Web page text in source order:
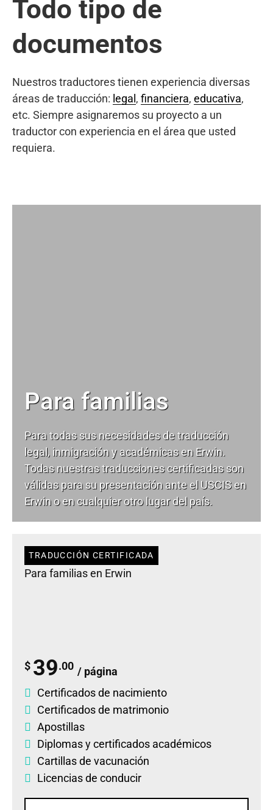
Todo tipo de
documentos
Nuestros traductores tienen experiencia diversas
áreas de traducción: legal , financiera, educativa,
etc. Siempre asignaremos su proyecto a un
traductor con experiencia en el área que usted
requiera.
Para familias
Para todas sus necesidades detraducción
legal, inmigración y académicas en Erwin.
Todas nuestras traducciones certificadas son
válidas para su presentación ante el USCIS en
Erwin o en cualquier otro lugar del país.
TRADUCCIÓN CERTIFICADA
Para familias en Erwin
$ 39.00 / página
Certificados de nacimiento
Certificados de matrimonio
Apostillas
Diplomasycertificados académicos
Cartillas de vacunación
Licencias de conducir